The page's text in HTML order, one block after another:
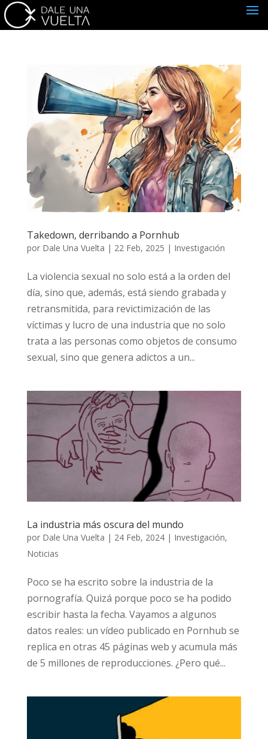
Takedown, derribando a Pornhub
por Dale Una Vuelta | 22 Feb, 2025 | Investigación
La violencia sexual no solo está a la orden del
día, sino que, además, está siendo grabada y
retransmitida, para revictimización de las
víctimas y lucro de una industria que no solo
trata a las personas como objetos de consumo
sexual, sino que genera adictos a un...
La industria más oscura del mundo
por Dale Una Vuelta | 24 Feb, 2024| Investigación,
Noticias
Poco se ha escrito sobre la industria de la
pornografía. Quizá porque poco se ha podido
escribir hasta la fecha. Vayamos a algunos
datos reales: un vídeo publicado en Pornhub se
replica en otras 45 páginas web y acumula más
de 5 millones de reproducciones. ¿Pero qué...